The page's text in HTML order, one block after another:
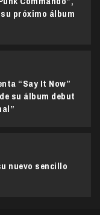
próximo álbum
“Say It Now”
su álbum debut
nuevo sencillo